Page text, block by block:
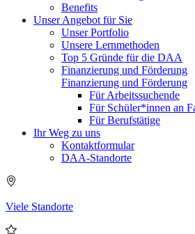
Benefits
Unser Angebot für Sie
Unser Portfolio
Unsere Lernmethoden
Top 5 Gründe für die DAA
Finanzierung und Förderung
Finanzierung und Förderung
Für Arbeitssuchende
Für Schüler*innen an
Für Berufstätige
Ihr Weg zu uns
Kontaktformular
DAA-Standorte
Viele Standorte